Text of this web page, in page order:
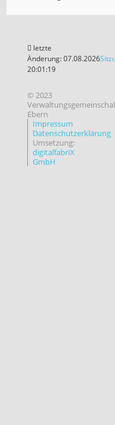
letzte
Änderung: 07.08.2026
20:01:19
© 2023
Ebern
Impressum
Datenschutzerklärung
Umsetzung:
digitalfabriX
GmbH